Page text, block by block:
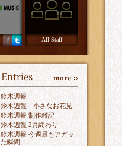
All Staff
鈴木週報
鈴木週報 小さなお花見
鈴木週報 制作雑記
鈴木週報 2月終わり
鈴木週報 今週最もアガッ
た瞬間